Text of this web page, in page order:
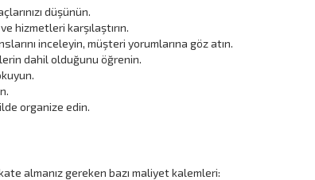
düşünün.
hizmetleri karşılaştırın.
inceleyin, müşteri yorumlarına göz atın.
dahil olduğunu öğrenin.
organize edin.
almanız gereken bazı maliyet kalemleri: